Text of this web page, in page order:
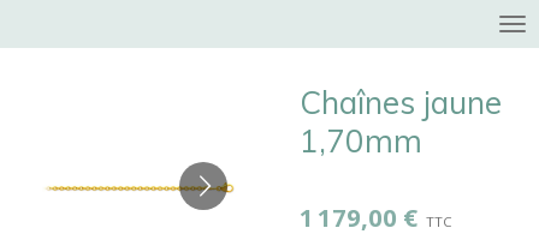
au
Chaînes jaune
1,70mm
1 179,00 €